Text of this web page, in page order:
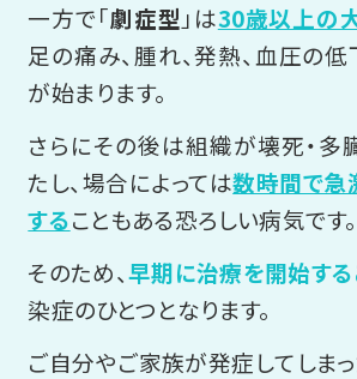
一方で「劇症型 」は30歳以上の
足の痛み、腫れ、発熱、血圧の
が始まります。
さらにその後は組織が壊死・
たし、場合によっては数時間で急
することもある恐ろしい病気です。
そのため、早期に治療を開始す
染症のひとつとなります。
ご自分やご家族が発症してしま